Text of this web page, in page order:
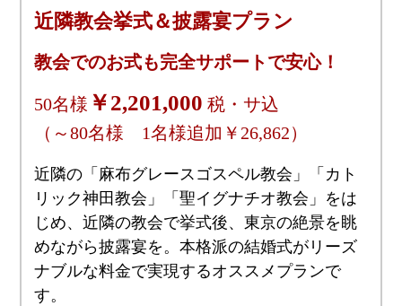
近隣教会挙式＆披露宴プラン
教会でのお式も完全サポートで安心！
50名様 ￥2,201,000 税・サ込
（～80名様 1名様追加￥26,862）
近隣の「麻布グレースゴスペル教会」「カト
リック神田教会」「聖イグナチオ教会」をは
じめ、近隣の教会で挙式後、東京の絶景を眺
めながら披露宴を。本格派の結婚式がリーズ
ナブルな料金で実現するオススメプランで
す。